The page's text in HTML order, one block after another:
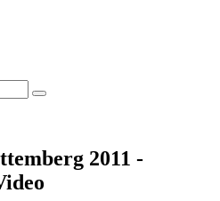
2011 -